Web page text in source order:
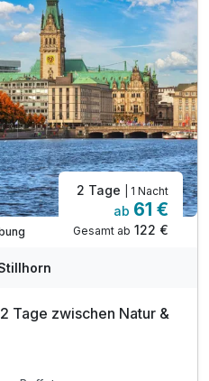
auf dem Zimmer
2 Tage | 1 Nacht
ab 61 €
Gesamt ab 122 €
Tage zwischen Natur &